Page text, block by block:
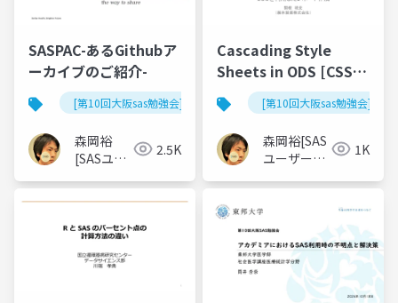
SASPAC-あるGithubア
ーカイブのご紹介-
[第10回大阪sas勉強会]
森岡裕
[SASユー
2.5K
Cascading Style
Sheets in ODS [CSSを
利用したレポート作成]
[第10回大阪sas勉強会]
森岡裕[SAS
ユーザー総
1K